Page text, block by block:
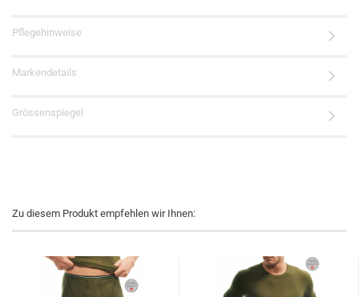
Pflegehinweise
Markendetails
Grössenspiegel
Zu diesem Produkt empfehlen wir Ihnen: